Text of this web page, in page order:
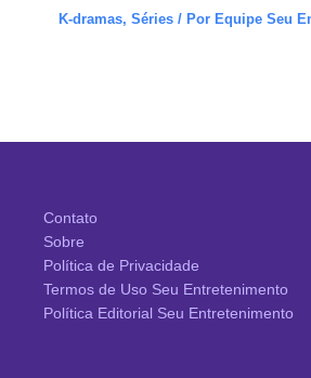
K-dramas,Séries / Por Equipe Seu
Contato
Sobre
Política de Privacidade
Termos de Uso Seu Entretenimento
Política Editorial Seu Entretenimento